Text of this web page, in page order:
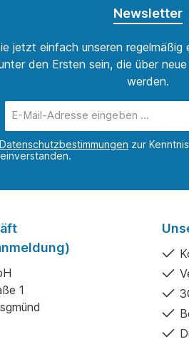
Newsletter
jetzt einfach unseren
den Ersten sein, die über
werden.
Mail-
Adresse*
Datenschutzbestimmungen zur
1